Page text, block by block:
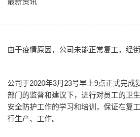
由于疫情原因，公司未能正常复工，经
公司于2020年3月23号早上9点正式完成
部门的监督和建议下，进行对员工的卫
安全防护工作的学习和培训，保证在复
行生产、工作。